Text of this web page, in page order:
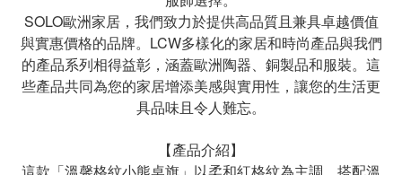
SOLO歐洲家居，我們致力於提供高品質且兼具卓越價值
與實惠價格的品牌。LCW多樣化的家居和時尚產品與我們
的產品系列相得益彰，涵蓋歐洲陶器、銅製品和服裝。這
些產品共同為您的家居增添美感與實用性，讓您的生活更
具品味且令人難忘。
【產品介紹】
這款「溫馨格紋小熊桌旗」以柔和紅格紋為主調，搭配溫